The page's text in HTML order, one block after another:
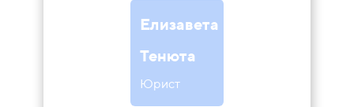
Елизавета
Тенюта
Юрист